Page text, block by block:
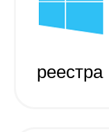
реестра